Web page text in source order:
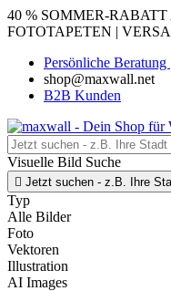
40 % SOMMER-
FOTOTAPETEN |
Persönliche
shop@maxwall.net
B2B Kunden
Visuelle Bild Suche
 Jetzt suchen - z.B. Ihre
Typ
Alle Bilder
Foto
Vektoren
Illustration
AI Images